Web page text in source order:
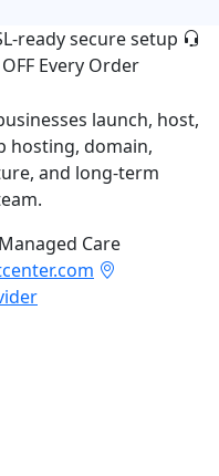
ready secure setup
Every Order
launch, host,
hosting, domain,
and long-term
Care